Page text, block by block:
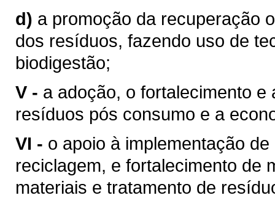
d) a promoção da recuperação
dos resíduos, fazendo uso de
biodigestão;
V - a adoção, o fortalecimento
resíduos pós consumo e a
VI - o apoio à implementação
reciclagem, e fortalecimento de
materiais e tratamento de